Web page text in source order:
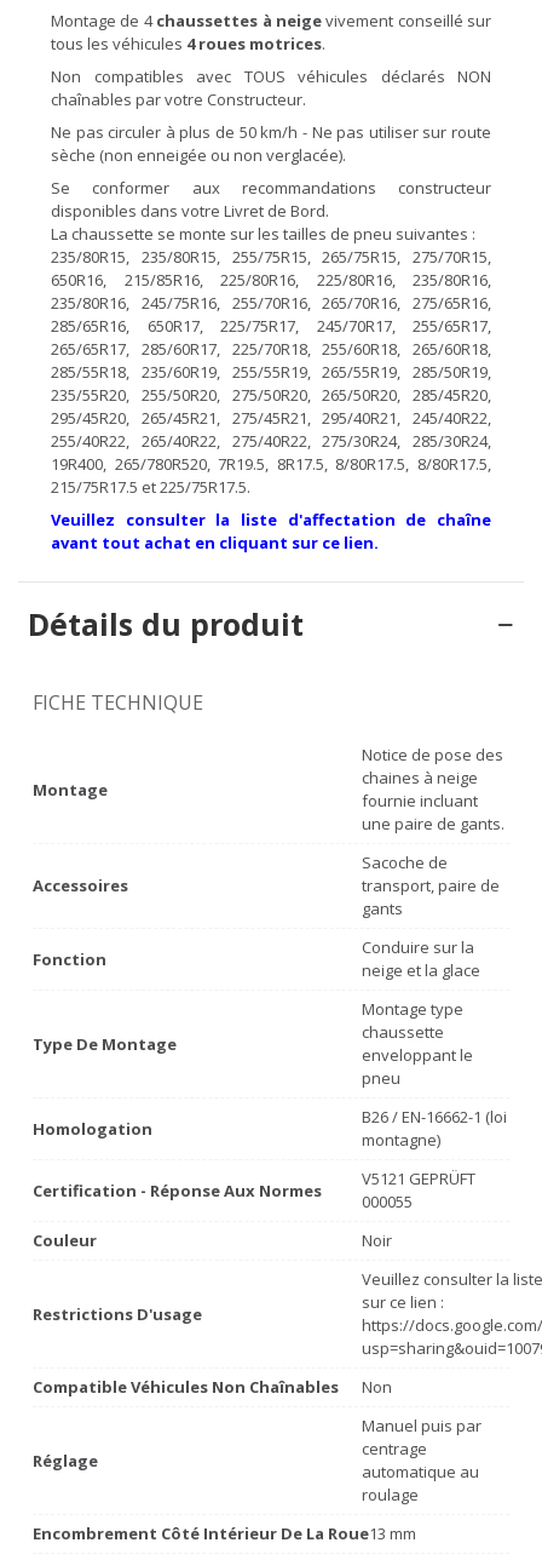
Montage de 4chaussettes à neigevivement conseillé sur
tous les véhicules 4 roues motrices.
Non compatibles avec TOUS véhicules déclarés NON
chaînables par votre Constructeur.
Ne pas circuler à plus de 50 km/h - Ne pas utiliser sur route
sèche (non enneigée ou non verglacée).
Se conformer aux recommandations constructeur
disponibles dans votre Livret de Bord.
La chaussette se monte sur les tailles de pneu suivantes :
235/80R15, 235/80R15, 255/75R15, 265/75R15, 275/70R15,
650R16, 215/85R16, 225/80R16, 225/80R16, 235/80R16,
235/80R16, 245/75R16, 255/70R16, 265/70R16, 275/65R16,
285/65R16, 650R17, 225/75R17, 245/70R17, 255/65R17,
265/65R17, 285/60R17, 225/70R18, 255/60R18, 265/60R18,
285/55R18, 235/60R19, 255/55R19, 265/55R19, 285/50R19,
235/55R20, 255/50R20, 275/50R20, 265/50R20, 285/45R20,
295/45R20, 265/45R21, 275/45R21, 295/40R21, 245/40R22,
255/40R22, 265/40R22, 275/40R22, 275/30R24, 285/30R24,
19R400, 265/780R520, 7R19.5, 8R17.5, 8/80R17.5, 8/80R17.5,
215/75R17.5 et 225/75R17.5.
Veuillez consulter la liste d'affectation de chaîne
avant tout achat en cliquant sur ce lien.
Détails du produit
FICHE TECHNIQUE
Montage
Notice de pose des
chaines à neige
fournie incluant
une paire de gants.
Accessoires
Sacoche de
transport, paire de
gants
Fonction
Conduire sur la
neige et la glace
Type De Montage
Montage type
chaussette
enveloppant le
pneu
Homologation
B26 / EN-16662-1 (loi
montagne)
Certification - Réponse Aux Normes
V5121 GEPRÜFT
000055
Couleur
Noir
Restrictions D'usage
Veuillez consulter la
sur ce lien :
https://
Compatible Véhicules Non Chaînables
Non
Réglage
Manuel puis par
centrage
automatique au
roulage
Encombrement Côté Intérieur De La Roue13 mm